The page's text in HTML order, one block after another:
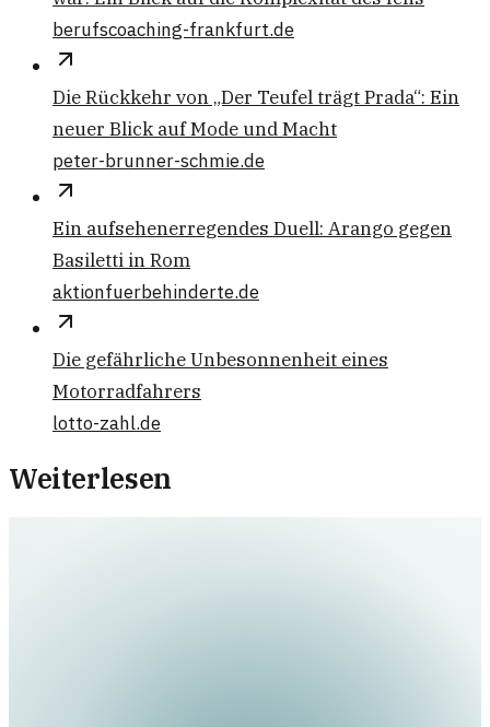
berufscoaching-frankfurt.de
Die Rückkehr von „Der Teufel trägt Prada“: Ein
neuer Blick auf Mode und Macht
peter-brunner-schmie.de
Ein aufsehenerregendes Duell: Arango gegen
Basiletti in Rom
aktionfuerbehinderte.de
Die gefährliche Unbesonnenheit eines
Motorradfahrers
lotto-zahl.de
Weiterlesen